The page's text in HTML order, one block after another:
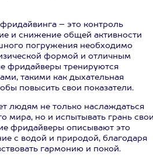
– это контроль
и снижение общей активности
погружения необходимо
формой и отличным
фридайверы тренируются
такими как дыхательная
повысить свои показатели.
людям не только наслаждаться
мира, но и испытывать грань
фридайверы описывают это
с водой и природой, благодаря
гармонию и покой.